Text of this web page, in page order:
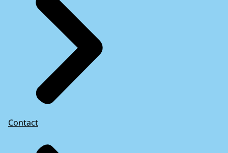
Contact